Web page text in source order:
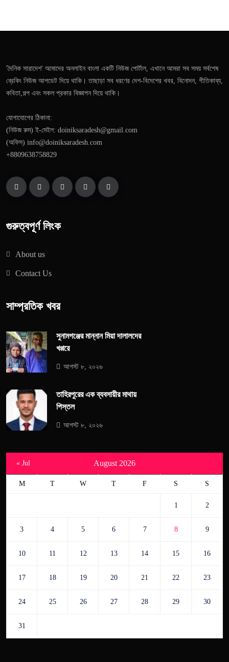
'দৈনিক সারাদেশ' আমাদের অনলাইন বাংলা একটি নিউজ পোর্টাল, এখানে আমরা সব সময় সর্বশেষ
ব্রেকিং নিউজ আপডেট দিয়ে থাকি। তাছাড়া সব ধরণের দেশ-বিদেশের খবর, বিনোদন, গীতিকাব্য,
কবিতা,গল্প এবং সকল প্রকার বিজ্ঞাপন দিয়ে থাকি।
যোগাযোগের ঠিকানা:
(নিউজ রুম) ই-মেইল: doiniksaradesh@gmail.com
(অফিস) info@doiniksaradesh.com
+8809638758829
গুরুত্বপূর্ণ লিংক
About us
Contact Us
সাম্প্রতিক খবর
সুনামগঞ্জের মান্নান মিয়া দালালদের
খপ্পরে
আগস্ট ৮, ২০২৬
তাহিরপুরের এক ব্যবসায়ীর মাথায়
পিস্তল
আগস্ট ৮, ২০২৬
August 2026
M T W T F S S
1 2
3 4 5 6 7 8 9
10 11 12 13 14 15 16
17 18 19 20 21 22 23
24 25 26 27 28 29 30
31
« Jul